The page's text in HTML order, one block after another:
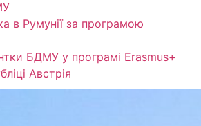
в Румунії за програмою
БДМУ у програмі Erasmus+
Австрія